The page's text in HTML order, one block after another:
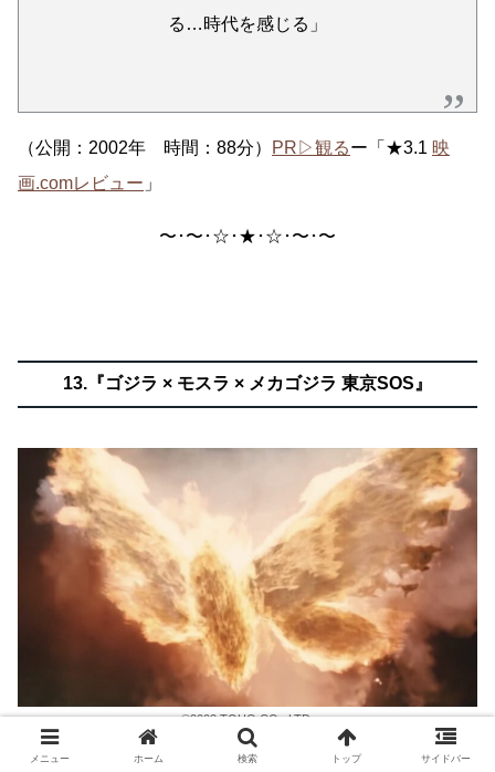
る…時代を感じる」
（公開：2002年 時間：88分） PR▷観るー「★3.1 映
画.comレビュー 」
〜･〜･☆･★･☆･〜･〜
13.『ゴジラ × モスラ × メカゴジラ 東京SOS』
©2003 TOHO CO., LTD.
メニュー ホーム 検索 トップ サイドバー